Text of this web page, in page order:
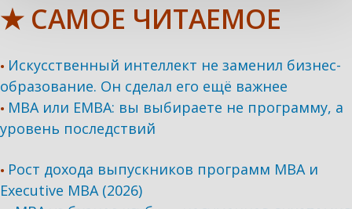
★ САМОЕ ЧИТАЕМОЕ
• Искусственный интеллект не заменил бизнес-
образование. Он сделал его ещё важнее
• MBA или EMBA: вы выбираете не программу, а
уровень последствий
• Рост дохода выпускников программ МВА и
Executive MBA (2026)